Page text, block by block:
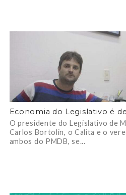
Economia do Legislativo é
O presidente do Legislativo de
Carlos Bortolin, o Calita e o
ambos do PMDB, se...